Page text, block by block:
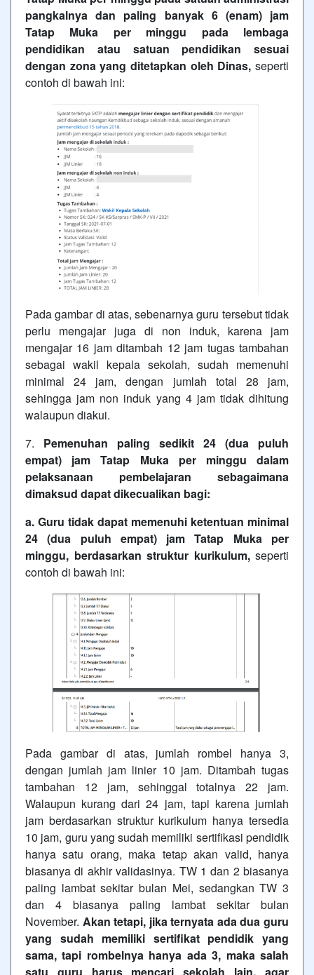
pangkalnya dan paling banyak 6 (enam) jam
Tatap Muka per minggu pada lembaga
pendidikan atau satuan pendidikan sesuai
dengan zona yang ditetapkan oleh Dinas, seperti
contoh di bawah ini:
Pada gambar di atas, sebenarnya guru tersebut tidak
perlu mengajar juga di non induk, karena jam
mengajar 16 jam ditambah 12 jam tugas tambahan
sebagai wakil kepala sekolah, sudah memenuhi
minimal 24 jam, dengan jumlah total 28 jam,
sehingga jam non induk yang 4 jam tidak dihitung
walaupun diakui.
7. Pemenuhan paling sedikit 24 (dua puluh
empat) jam Tatap Muka per minggu dalam
pelaksanaan pembelajaran sebagaimana
dimaksud dapat dikecualikan bagi:
a. Guru tidak dapat memenuhi ketentuan minimal
24 (dua puluh empat) jam Tatap Muka per
minggu, berdasarkan struktur kurikulum, seperti
contoh di bawah ini:
Pada gambar di atas, jumlah rombel hanya 3,
dengan jumlah jam linier 10 jam. Ditambah tugas
tambahan 12 jam, sehinggal totalnya 22 jam.
Walaupun kurang dari 24 jam, tapi karena jumlah
jam berdasarkan struktur kurikulum hanya tersedia
10 jam, guru yang sudah memiliki sertifikasi pendidik
hanya satu orang, maka tetap akan valid, hanya
biasanya di akhir validasinya. TW 1 dan 2 biasanya
paling lambat sekitar bulan Mei, sedangkan TW 3
dan 4 biasanya paling lambat sekitar bulan
November. Akan tetapi, jika ternyata ada dua guru
yang sudah memiliki sertifikat pendidik yang
sama, tapi rombelnya hanya ada 3, maka salah
satu guru harus mencari sekolah lain, agar